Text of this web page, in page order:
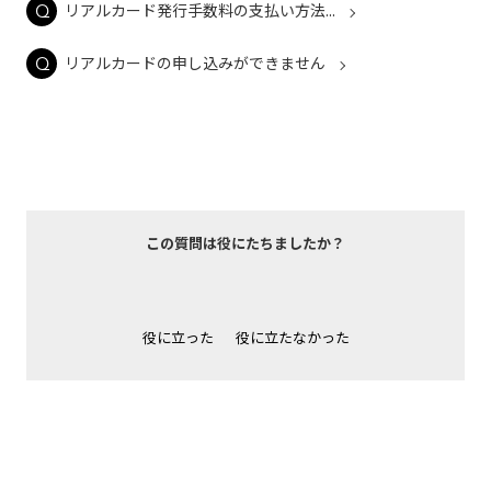
リアルカード発行手数料の支払い方法...
リアルカードの申し込みができません
この質問は役にたちましたか？
役に立った 役に立たなかった